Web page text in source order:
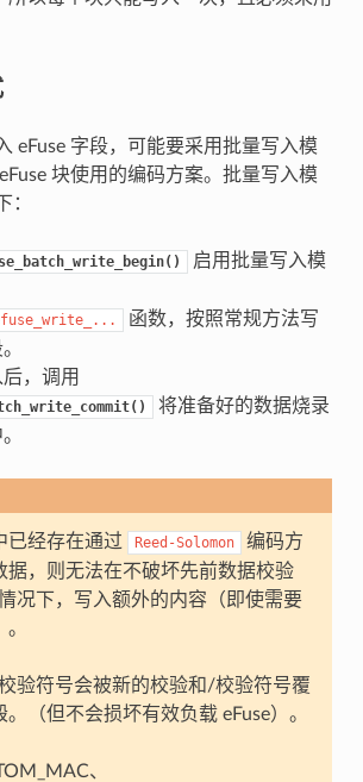
eFuse 字段，可能要采用批量写入模
块使用的编码方案。批量写入模
：
启用批量写入模
函数，按照常规方法写
，调用
将准备好的数据烧录
已经存在通过 Reed-Solomon
编码方
据，则无法在不破坏先前数据校验
况下，写入额外的内容（即使需要
验符号会被新的校验和/校验符号覆
（但不会损坏有效负载 eFuse）。
、